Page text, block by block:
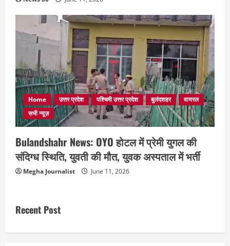
Home उत्तर प्रदेश पश्चिमी उत्तर प्रदेश बुलंदशहर
वायरल
सभी न्यूज़
Bulandshahr News: OYO होटल में प्रेमी युगल की
संदिग्ध स्थिति, युवती की मौत, युवक अस्पताल में भर्ती
Megha Journalist June 11, 2026
Recent Post